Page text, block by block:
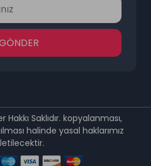
Saklıdır. kopyalanması,
halinde yasal haklarımız